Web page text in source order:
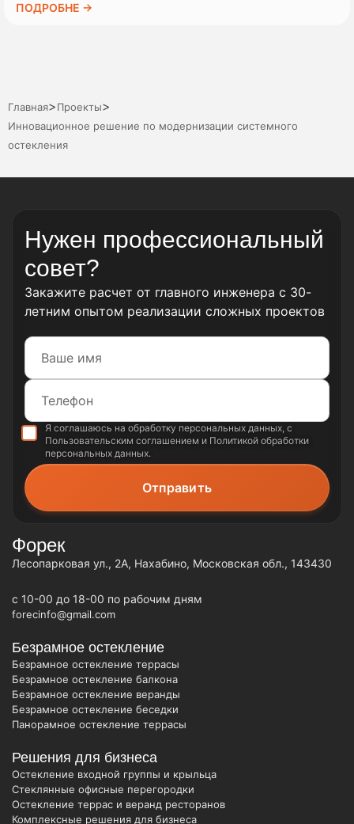
ПОДРОБНЕ →
Главная>Проекты>
Инновационное решение по модернизации системного
остекления
Нужен профессиональный
совет?
Закажите расчет от главного инженера с 30-
летним опытом реализации сложных проектов
Я соглашаюсь на обработку персональных данных, с
Пользовательским соглашением и Политикой обработки
персональных данных.
Безрамное остекление
Безрамное остекление террасы
Безрамное остекление балкона
Безрамное остекление веранды
Безрамное остекление беседки
Панорамное остекление террасы
Решения для бизнеса
Остекление входной группы и крыльца
Стеклянные офисные перегородки
Остекление террас и веранд ресторанов
Комплексные решения для бизнеса
Форек
Лесопарковая ул., 2А, Нахабино, Московская обл., 143430
c 10-00 до 18-00 по рабочим дням
forecinfo@gmail.com